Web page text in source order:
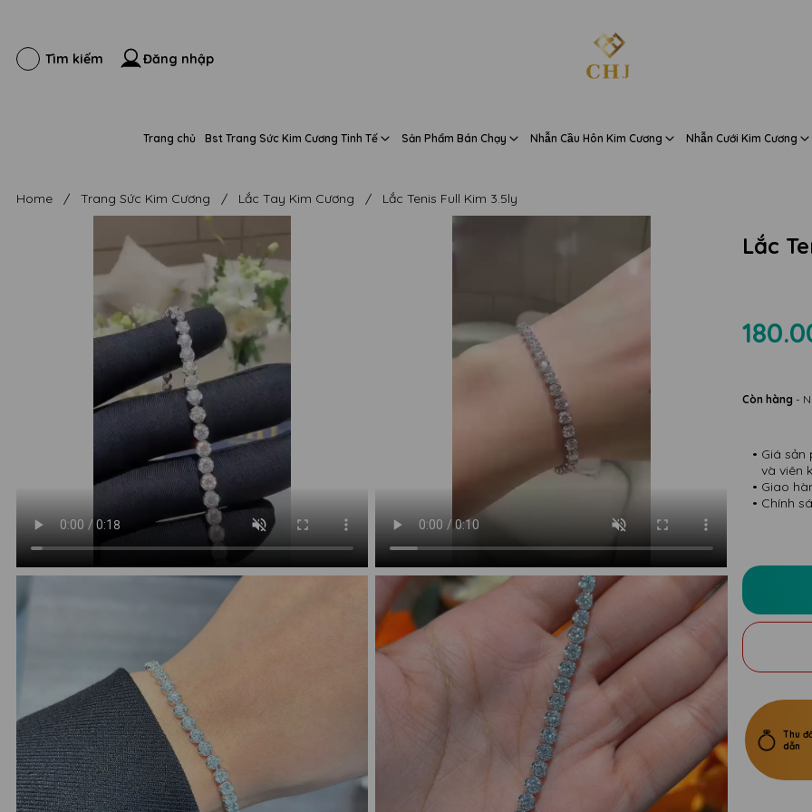
Trang chủ Bst Trang Sức Kim Cương Tinh Tế Sản Phẩm Bán Chạy Nhẫn Cầu Hôn Kim Cương Nhẫn Cưới Kim Cương
Tìm kiếm Đăng nhập
Home / Trang Sức Kim Cương / Lắc Tay Kim Cương / Lắc Tenis Full Kim 3.5ly
Lắc
Còn hàng -
Giá sản
và viên
Giao
Chính
Thu
dẫn